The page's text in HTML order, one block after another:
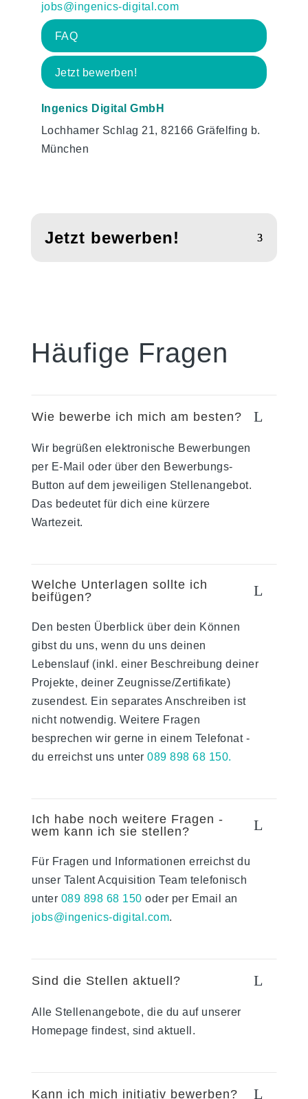
jobs@ingenics-digital.com
FAQ
Jetzt bewerben!
Ingenics Digital GmbH
Lochhamer Schlag 21, 82166 Gräfelfing b.
München
Jetzt bewerben!
Häufige Fragen
Wie bewerbe ich mich am besten? L
Wir begrüßen elektronische Bewerbungen
per E-Mail oder über den Bewerbungs-
Button auf dem jeweiligen Stellenangebot.
Das bedeutet für dich eine kürzere
Wartezeit.
Welche Unterlagen sollte ich
beifügen?
L
Den besten Überblick über dein Können
gibst du uns, wenn du uns deinen
Lebenslauf (inkl. einer Beschreibung deiner
Projekte, deiner Zeugnisse/Zertifikate)
zusendest. Ein separates Anschreiben ist
nicht notwendig. Weitere Fragen
besprechen wir gerne in einem Telefonat -
du erreichst uns unter089 898 68 150.
Ich habe noch weitere Fragen -
wem kann ich sie stellen?
L
Für Fragen und Informationen erreichst du
unser Talent Acquisition Team telefonisch
unter 089 898 68 150 oder per Email an
jobs@ingenics-digital.com.
Sind die Stellen aktuell? L
Alle Stellenangebote, die du auf unserer
Homepage findest, sind aktuell.
Kann ich mich initiativ bewerben? L